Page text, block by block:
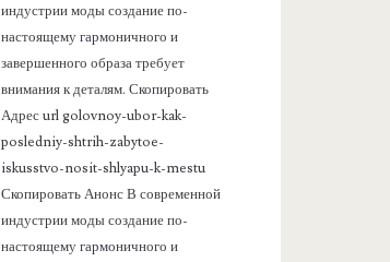
индустрии моды создание по-
настоящему гармоничного и
завершенного образа требует
внимания к деталям. Скопировать
Адрес url golovnoy-ubor-kak-
posledniy-shtrih-zabytoe-
iskusstvo-nosit-shlyapu-k-mestu
Скопировать Анонс В современной
индустрии моды создание по-
настоящему гармоничного и